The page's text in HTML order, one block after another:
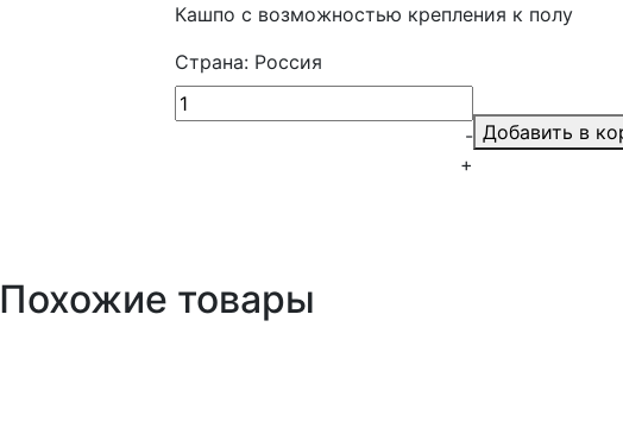
Кашпо с возможностью крепления к полу
Страна: Россия
-
+
Добавить в
Похожие товары